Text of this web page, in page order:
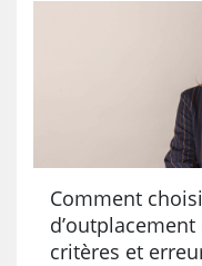
Comment
critères et